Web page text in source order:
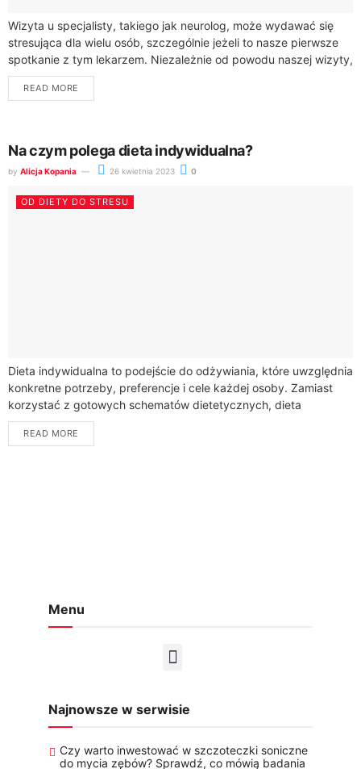
Wizyta u specjalisty, takiego jak neurolog, może wydawać się
stresująca dla wielu osób, szczególnie jeżeli to nasze pierwsze
spotkanie z tym lekarzem. Niezależnie od powodu naszej wizyty,
dobrze jest wiedzieć,...
READ MORE
Na czym polega dieta indywidualna?
by Alicja Kopania 26 kwietnia 2023 0
OD DIETY DO STRESU
Dieta indywidualna to podejście do odżywiania, które uwzględnia
konkretne potrzeby, preferencje i cele każdej osoby. Zamiast
korzystać z gotowych schematów dietetycznych, dieta
indywidualna jest opracowywana na podstawie informacji na
temat...
READ MORE
Menu
Najnowsze w serwisie
Czy warto inwestować w szczoteczki soniczne
do mycia zębów? Sprawdź, co mówią badania